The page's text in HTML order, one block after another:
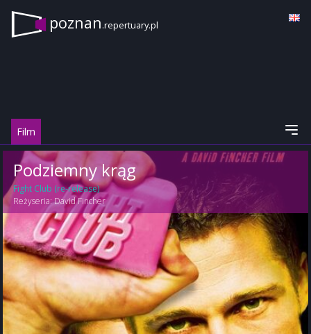
poznan.repertuary.pl
Film
Podziemny krąg
Fight Club (re-release)
Reżyseria:David Fincher